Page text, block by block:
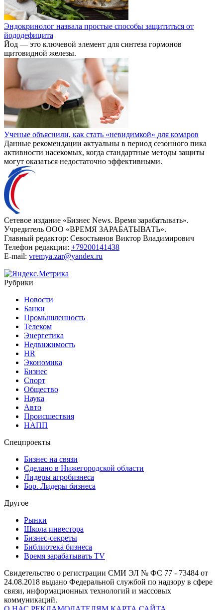
Эндокринолог назвала простые способы защититься от
йододефицита
Йод — это ключевой элемент для синтеза гормонов
щитовидной железы.
Ученые объяснили, как стать «невидимкой» для комаров
Данные рекомендации актуальны в период сезонного пика
активности насекомых, когда стандартные методы защиты
могут оказаться недостаточно эффективными.
Сетевое издание «Бизнес News. Время зарабатывать».
Учредитель ООО «ВРЕМЯ ЗАРАБАТЫВАТЬ».
Главный редактор: Севостьянов Виктор Владимирович
Телефон редакции: +79200141438
E-mail: vremya.zar@yandex.ru
Рубрики
Новости
Банки
Промышленность
Телеком
Энергетика
Недвижимость
HR
Экономика
Бизнес
Спорт
Общество
Наука
Авто
Происшествия
НАПП
Спецпроекты
Бизнес на связи
Сделано в Нижегородской области
Лидеры агробизнеса
Бор. Лидеры бизнеса
Другое
Рынки
Школа инвестора
Бизнес-секреты
Библиотека бизнеса
Время зарабатывать TV
Свидетельство о регистрации СМИ ЭЛ № ФС 77 - 73484 от
24.08.2018 выдано Федеральной службой по надзору в сфере
связи, информационных технологий и массовых
коммуникаций.